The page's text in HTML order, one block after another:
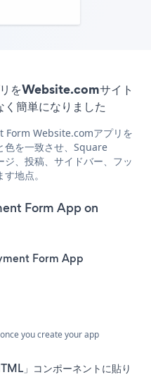
をWebsite.comサイト
簡単になりました
Form Website.comアプリを
色を一致させ、Square
、投稿、サイドバー、フッ
地点。
Form App on
Form App
you create your app
」コンポーネントに貼り